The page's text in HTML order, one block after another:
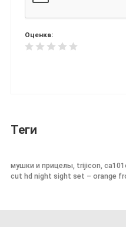
Оценка:
Теги
мушки и прицелы, trijicon,
cut hd night sight set – orange